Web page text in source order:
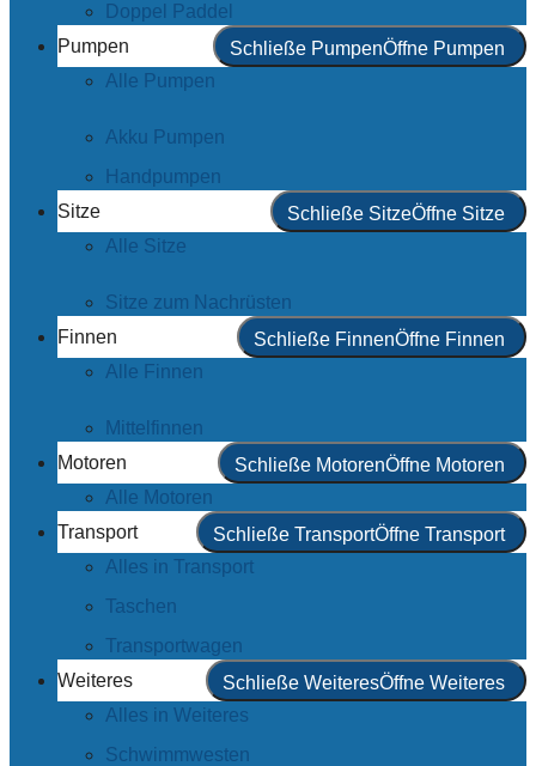
Doppel Paddel
Pumpen
Schließe PumpenÖffne Pumpen
Alle Pumpen
Akku Pumpen
Handpumpen
Sitze
Schließe SitzeÖffne Sitze
Alle Sitze
Sitze zum Nachrüsten
Finnen
Schließe FinnenÖffne Finnen
Alle Finnen
Mittelfinnen
Motoren
Schließe MotorenÖffne Motoren
Alle Motoren
Transport
Schließe TransportÖffne Transport
Alles in Transport
Taschen
Transportwagen
Weiteres
Schließe WeiteresÖffne Weiteres
Alles in Weiteres
Schwimmwesten